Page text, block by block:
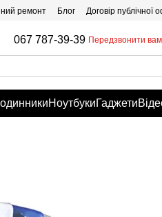
ремонт Блог Договір публічної
067 787-39-39 Передзвонити
НоутбукиГаджети